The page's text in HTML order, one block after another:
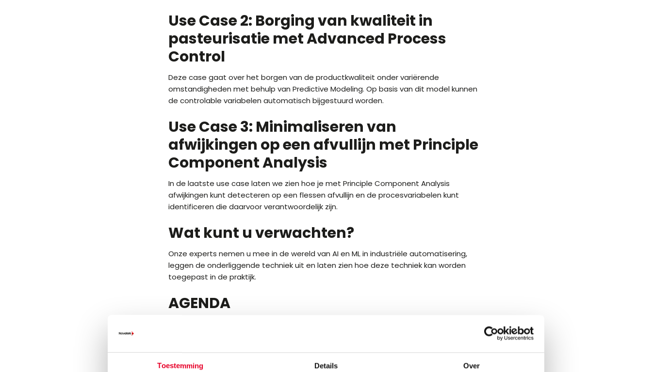
Toestemming Details Over
Use Case 2: Borging van kwaliteit in
pasteurisatie met Advanced Process
Control
Deze case gaat over het borgen van de productkwaliteit onder variërende
omstandigheden met behulp van Predictive Modeling. Op basis van dit model kunnen
de controlable variabelen automatisch bijgestuurd worden.
Use Case 3: Minimaliseren van
afwijkingen op een afvullijn met Principle
Component Analysis
In de laatste use case laten we zien hoe je met Principle Component Analysis
afwijkingen kunt detecteren op een flessen afvullijn en de procesvariabelen kunt
identificeren die daarvoor verantwoordelijk zijn.
Wat kunt u verwachten?
Onze experts nemen u mee in de wereld van AI en ML in industriële automatisering,
leggen de onderliggende techniek uit en laten zien hoe deze techniek kan worden
toegepast in de praktijk.
AGENDA
Reductie van giveaway op een verpakkingslijn metMachine Learning
Borging van kwaliteit in pasteurisatie met